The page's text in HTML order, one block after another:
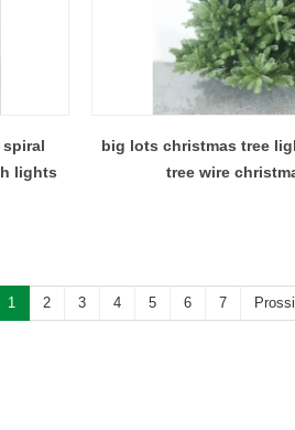
spiral
lights
big lots christmas tree
tree wire
1 2 3 4 5 6 7